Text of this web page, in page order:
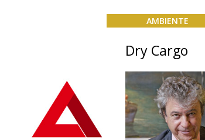
AMBIENTE
Dry Cargo